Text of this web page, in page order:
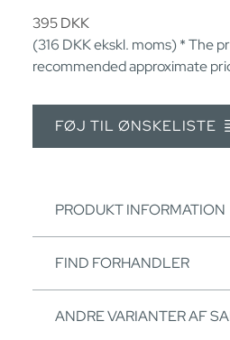
395DKK
(316 DKKekskl. moms) * The
recommended approximate
FØJ TIL ØNSKELISTE
PRODUKT INFORMATION
FIND FORHANDLER
ANDRE VARIANTER AF